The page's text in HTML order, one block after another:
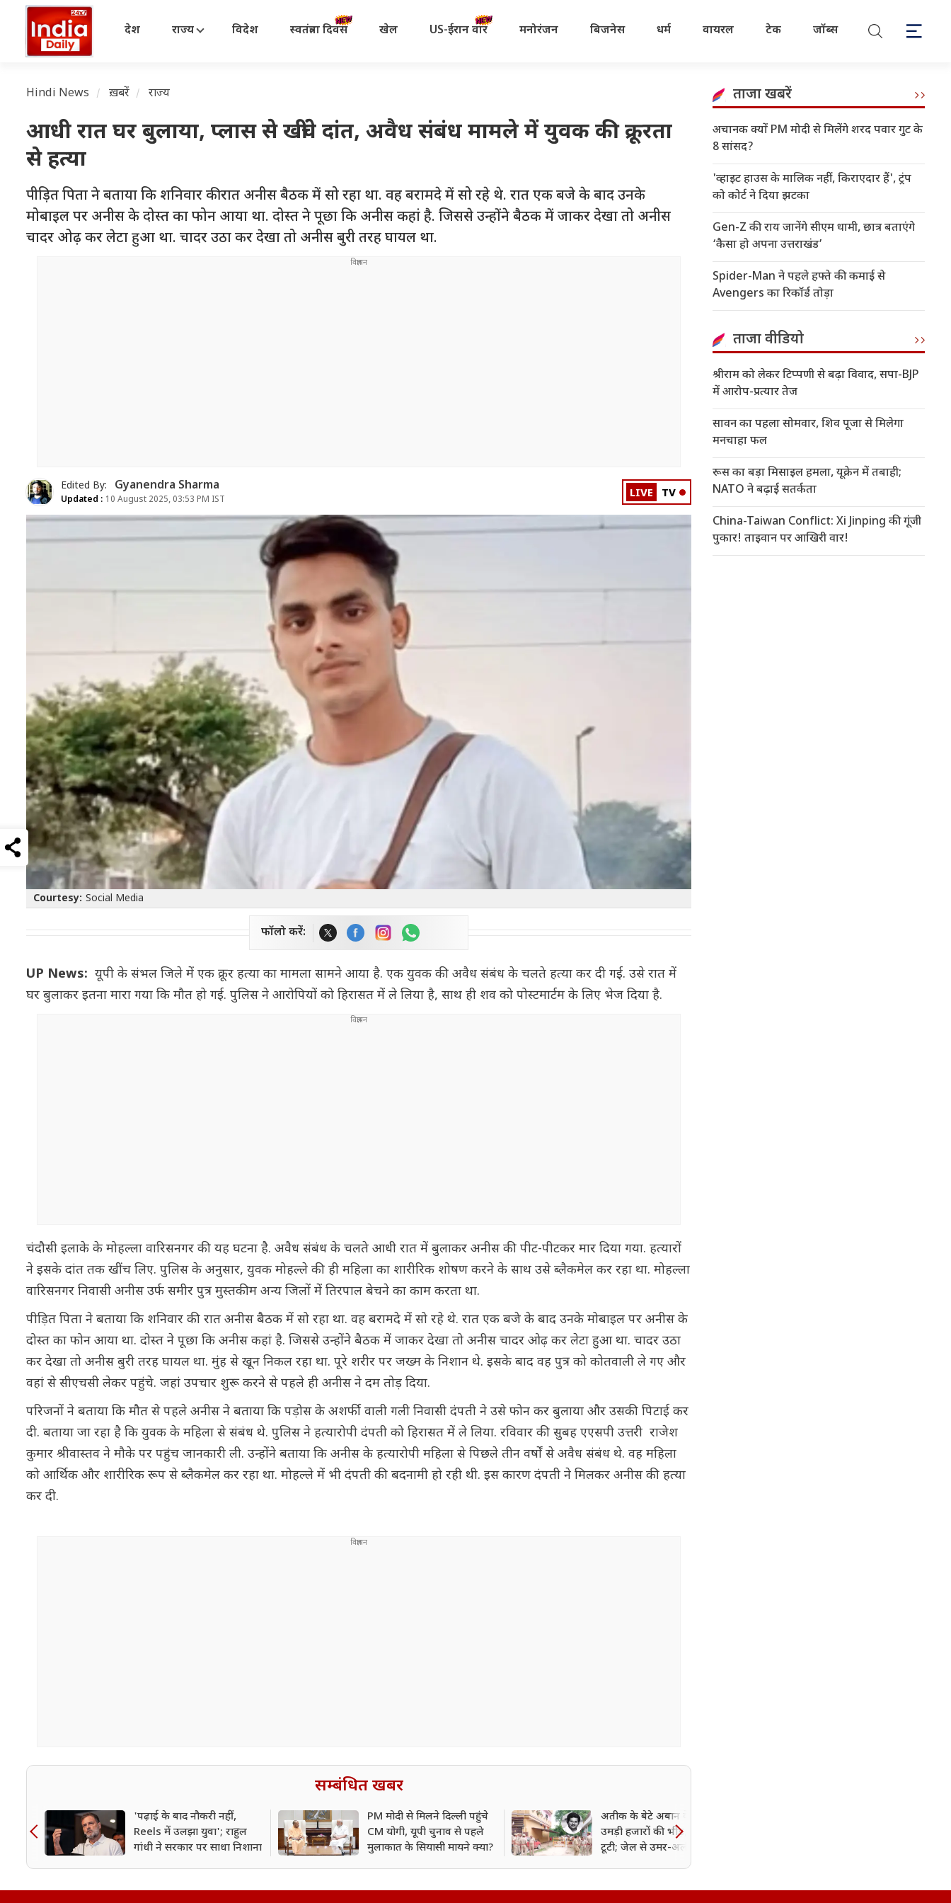
देश राज्य विदेश स्वतंत्रता दिवस खेल US-ईरान वॉर मनोरंजन बिजनेस धर्म वायरल टेक जॉब्स
Hindi News ख़बरें राज्य
आधी रात घर बुलाया, प्लास से खींचे दांत, अवैध संबंध मामले में युवक की क्रूरता
से हत्या
पीड़ित पिता ने बताया कि शनिवार की रात अनीस बैठक में सो रहा था. वह बरामदे में सो रहे थे. रात एक बजे के बाद उनके
मोबाइल पर अनीस के दोस्त का फोन आया था. दोस्त ने पूछा कि अनीस कहां है. जिससे उन्होंने बैठक में जाकर देखा तो अनीस
चादर ओढ़ कर लेटा हुआ था. चादर उठा कर देखा तो अनीस बुरी तरह घायल था.
Edited By: Gyanendra Sharma
Updated : 10 August 2025, 03:53 PM IST LIVE TV
Courtesy: Social Media
फॉलो करें:
UP News: यूपी के संभल जिले में एक क्रूर हत्या का मामला सामने आया है. एक युवक की अवैध संबंध के चलते हत्या कर दी गई. उसे रात में
घर बुलाकर इतना मारा गया कि मौत हो गई. पुलिस ने आरोपियों को हिरासत में ले लिया है, साथ ही शव को पोस्टमार्टम के लिए भेज दिया है.
चंदौसी इलाके के मोहल्ला वारिसनगर की यह घटना है. अवैध संबंध के चलते आधी रात में बुलाकर अनीस की पीट-पीटकर मार दिया गया. हत्यारों
ने इसके दांत तक खींच लिए. पुलिस के अनुसार, युवक मोहल्ले की ही महिला का शारीरिक शोषण करने के साथ उसे ब्लैकमेल कर रहा था. मोहल्ला
वारिसनगर निवासी अनीस उर्फ समीर पुत्र मुस्तकीम अन्य जिलों में तिरपाल बेचने का काम करता था.
पीड़ित पिता ने बताया कि शनिवार की रात अनीस बैठक में सो रहा था. वह बरामदे में सो रहे थे. रात एक बजे के बाद उनके मोबाइल पर अनीस के
दोस्त का फोन आया था. दोस्त ने पूछा कि अनीस कहां है. जिससे उन्होंने बैठक में जाकर देखा तो अनीस चादर ओढ़ कर लेटा हुआ था. चादर उठा
कर देखा तो अनीस बुरी तरह घायल था. मुंह से खून निकल रहा था. पूरे शरीर पर जख्म के निशान थे. इसके बाद वह पुत्र को कोतवाली ले गए और
वहां से सीएचसी लेकर पहुंचे. जहां उपचार शुरू करने से पहले ही अनीस ने दम तोड़ दिया.
परिजनों ने बताया कि मौत से पहले अनीस ने बताया कि पड़ोस के अशर्फी वाली गली निवासी दंपती ने उसे फोन कर बुलाया और उसकी पिटाई कर
दी. बताया जा रहा है कि युवक के महिला से संबंध थे. पुलिस ने हत्यारोपी दंपती को हिरासत में ले लिया. रविवार की सुबह एएसपी उत्तरी राजेश
कुमार श्रीवास्तव ने मौके पर पहुंच जानकारी ली. उन्होंने बताया कि अनीस के हत्यारोपी महिला से पिछले तीन वर्षों से अवैध संबंध थे. वह महिला
को आर्थिक और शारीरिक रूप से ब्लैकमेल कर रहा था. मोहल्ले में भी दंपती की बदनामी हो रही थी. इस कारण दंपती ने मिलकर अनीस की हत्या
कर दी.
सम्बंधित खबर
'पढ़ाई के बाद नौकरी नहीं,
Reels में उलझा युवा'; राहुल
गांधी ने सरकार पर साधा निशाना
PM मोदी से मिलने दिल्ली पहुंचे
CM योगी, यूपी चुनाव से पहले
मुलाकात के सियासी मायने क्या?
अतीक के बेटे अबान के जनाजे में
उमड़ी हजारों की भीड़, बैरिकेडिंग
टूटी; जेल से उमर-अली भी पहुंचे
ताजा खबरें
अचानक क्यों PM मोदी से मिलेंगे शरद पवार गुट के
8 सांसद?
'व्हाइट हाउस के मालिक नहीं, किराएदार हैं', ट्रंप
को कोर्ट ने दिया झटका
Gen-Z की राय जानेंगे सीएम धामी, छात्र बताएंगे
‘कैसा हो अपना उत्तराखंड’
Spider-Man ने पहले हफ्ते की कमाई से
Avengers का रिकॉर्ड तोड़ा
ताजा वीडियो
श्रीराम को लेकर टिप्पणी से बढ़ा विवाद, सपा-BJP
में आरोप-प्रत्यार तेज
सावन का पहला सोमवार, शिव पूजा से मिलेगा
मनचाहा फल
रूस का बड़ा मिसाइल हमला, यूक्रेन में तबाही;
NATO ने बढ़ाई सतर्कता
China-Taiwan Conflict: Xi Jinping की गूंजी
पुकार! ताइवान पर आखिरी वार!